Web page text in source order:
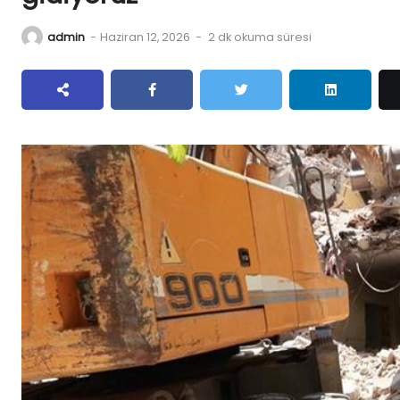
admin - Haziran 12, 2026 - 2 dk okuma süresi